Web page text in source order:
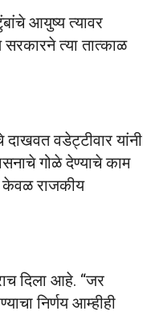
आयुष्य त्यावर
त्या तात्काळ
दाखवत वडेट्टीवार यांनी
गोळे देण्याचे काम
केवळ राजकीय
दिला आहे. “जर
निर्णय आम्हीही